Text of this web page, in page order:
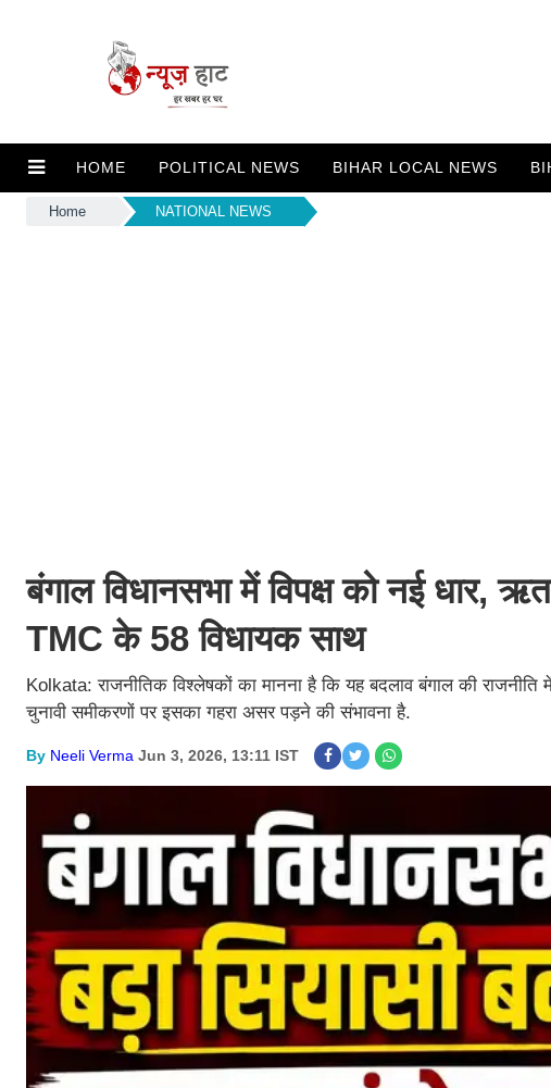
HOME POLITICAL NEWS BIHAR LOCAL NEWS
Home NATIONAL NEWS
बंगाल विधानसभा में विपक्ष को नई धार,
TMC के 58 विधायक साथ
Kolkata: राजनीतिक विश्लेषकों का मानना है कि यह बदलाव बंगाल की
चुनावी समीकरणों पर इसका गहरा असर पड़ने की संभावना है.
By Neeli Verma Jun 3, 2026, 13:11 IST